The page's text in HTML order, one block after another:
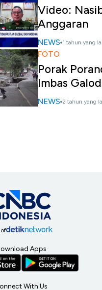
Video:
Anggaran
NEWS 1 tahun yang
FOTO
Porak
Imbas
NEWS 2 tahun yang
of
Apps
With Us